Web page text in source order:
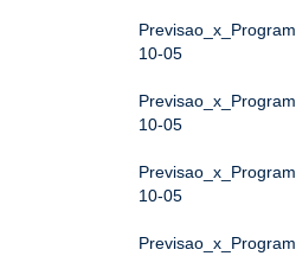
10-05
10-05
10-05